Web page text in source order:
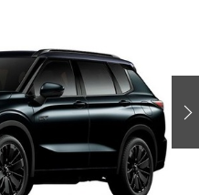
愛車 File
ストップ！不具合修理＆粗悪修理
コーティング
防錆